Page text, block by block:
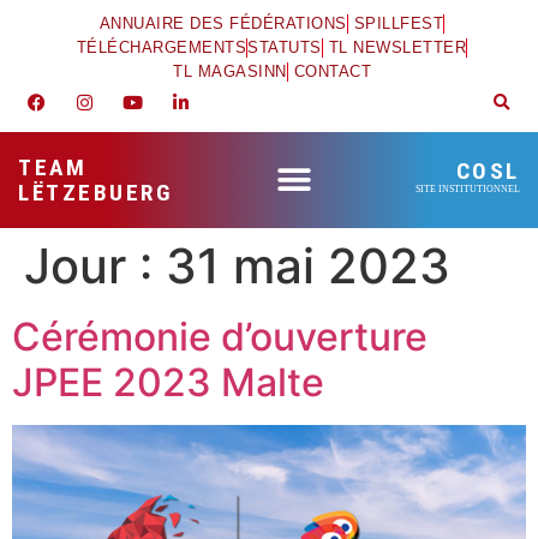
ANNUAIRE DES FÉDÉRATIONS SPILLFEST
TÉLÉCHARGEMENTSSTATUTS TL NEWSLETTER
TL MAGASINN CONTACT
TEAM
LËTZEBUERG
COSL
SITE INSTITUTIONNEL
Jour : 31 mai 2023
Cérémonie d’ouverture
JPEE 2023 Malte